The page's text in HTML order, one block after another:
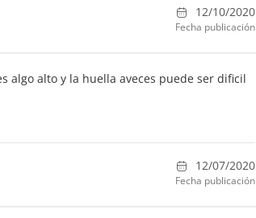
12/10/2020
Fecha publicación
algo alto y la huella aveces puede ser dificil
12/07/2020
Fecha publicación